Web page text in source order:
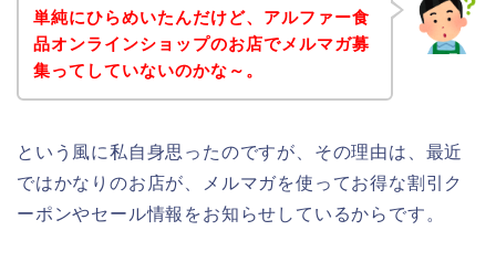
単純にひらめいたんだけど、アルファー食
品オンラインショップのお店でメルマガ募
集ってしていないのかな～。
という風に私自身思ったのですが、その理由は、最近
ではかなりのお店が、メルマガを使ってお得な割引ク
ーポンやセール情報をお知らせしているからです。